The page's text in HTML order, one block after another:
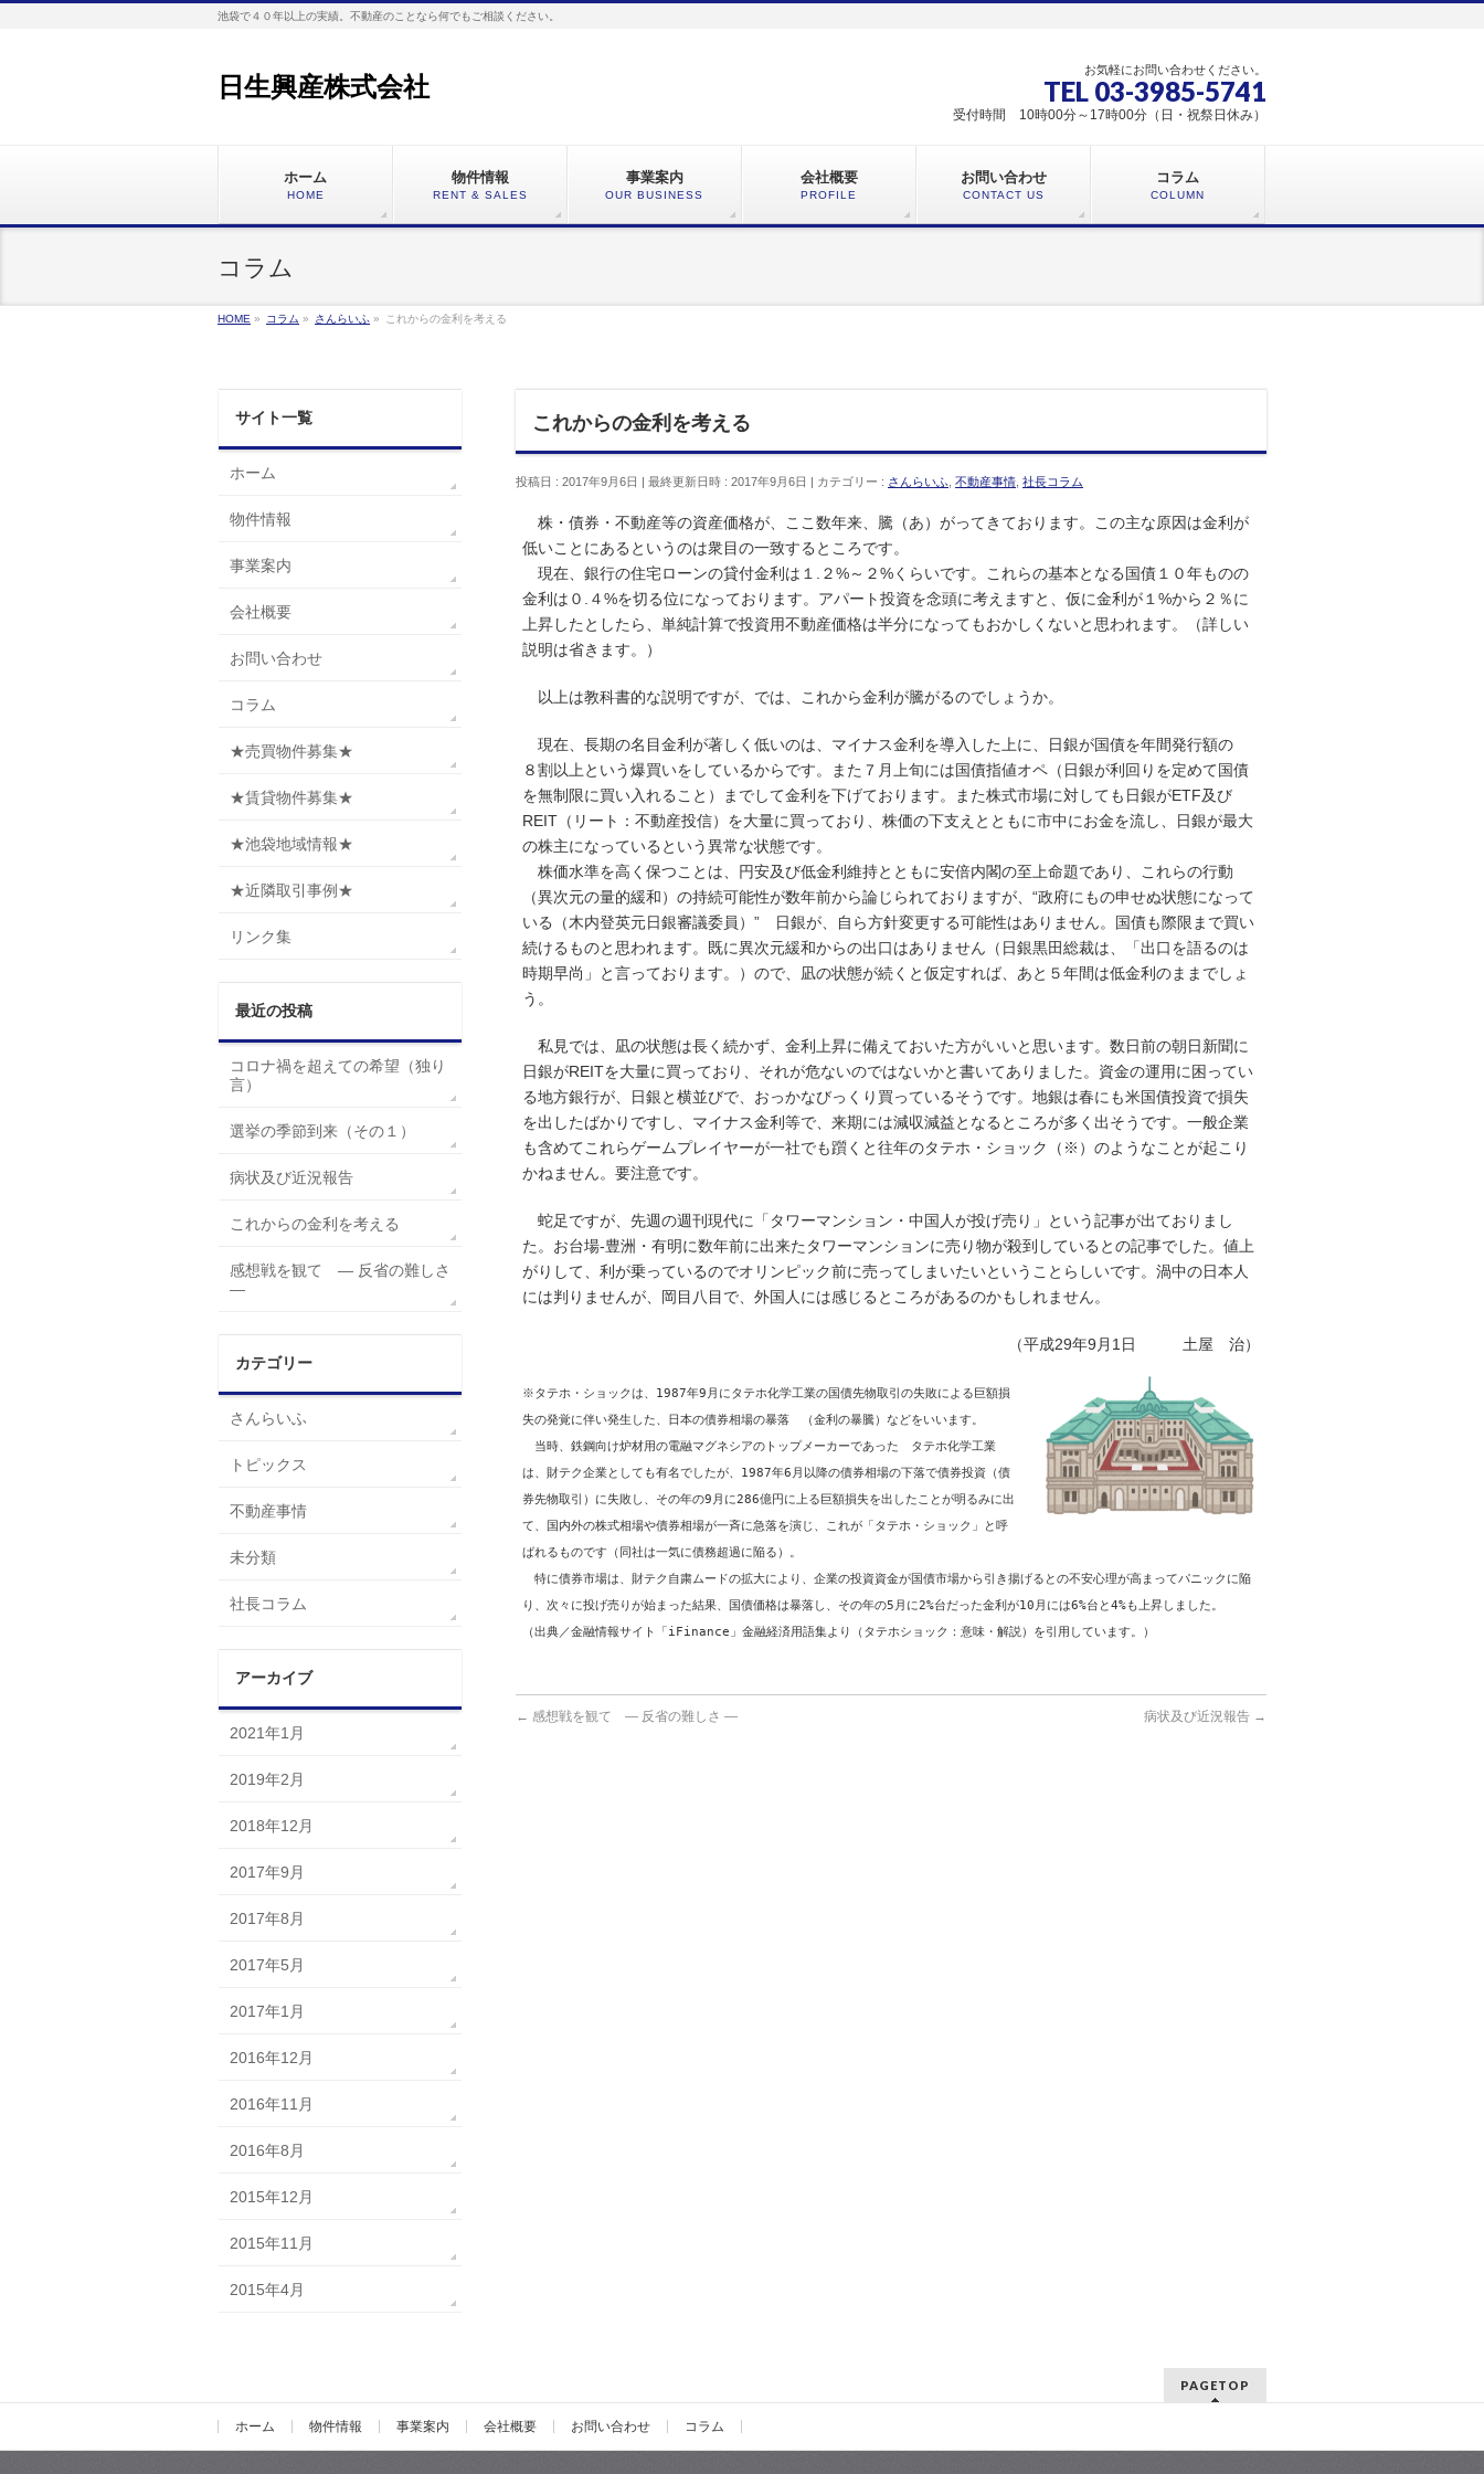
池袋で４０年以上の実績。不動産のことなら何でもご相談ください。
日生興産株式会社
お気軽にお問い合わせください。
TEL 03-3985-5741
受付時間 10時00分～17時00分（日・祝祭日休み）
ホーム
HOME
物件情報
RENT & SALES
事業案内
OUR BUSINESS
会社概要
PROFILE
お問い合わせ
CONTACT US
コラム
COLUMN
コラム
HOME » コラム » さんらいふ » これからの金利を考える
これからの金利を考える
投稿日 : 2017年9月6日 最終更新日時 : 2017年9月6日 カテゴリー : さんらいふ 不動産事情 社長コラム
株・債券・不動産等の資産価格が、ここ数年来、騰（あ）がってきております。この主な原因は金利が
低いことにあるというのは衆目の一致するところです。
現在、銀行の住宅ローンの貸付金利は１.２%～２%くらいです。これらの基本となる国債１０年ものの
金利は０.４%を切る位になっております。アパート投資を念頭に考えますと、仮に金利が１%から２％に
上昇したとしたら、単純計算で投資用不動産価格は半分になってもおかしくないと思われます。（詳しい
説明は省きます。）
以上は教科書的な説明ですが、では、これから金利が騰がるのでしょうか。
現在、長期の名目金利が著しく低いのは、マイナス金利を導入した上に、日銀が国債を年間発行額の
８割以上という爆買いをしているからです。また７月上旬には国債指値オペ（日銀が利回りを定めて国債
を無制限に買い入れること）までして金利を下げております。また株式市場に対しても日銀がETF及び
REIT（リート：不動産投信）を大量に買っており、株価の下支えとともに市中にお金を流し、日銀が最大
の株主になっているという異常な状態です。
株価水準を高く保つことは、円安及び低金利維持とともに安倍内閣の至上命題であり、これらの行動
（異次元の量的緩和）の持続可能性が数年前から論じられておりますが、“政府にもの申せぬ状態になって
いる（木内登英元日銀審議委員）” 日銀が、自ら方針変更する可能性はありません。国債も際限まで買い
続けるものと思われます。既に異次元緩和からの出口はありません（日銀黒田総裁は、「出口を語るのは
時期早尚」と言っております。）ので、凪の状態が続くと仮定すれば、あと５年間は低金利のままでしょ
う。
私見では、凪の状態は長く続かず、金利上昇に備えておいた方がいいと思います。数日前の朝日新聞に
日銀がREITを大量に買っており、それが危ないのではないかと書いてありました。資金の運用に困ってい
る地方銀行が、日銀と横並びで、おっかなびっくり買っているそうです。地銀は春にも米国債投資で損失
を出したばかりですし、マイナス金利等で、来期には減収減益となるところが多く出そうです。一般企業
も含めてこれらゲームプレイヤーが一社でも躓くと往年のタテホ・ショック（※）のようなことが起こり
かねません。要注意です。
蛇足ですが、先週の週刊現代に「タワーマンション・中国人が投げ売り」という記事が出ておりまし
た。お台場-豊洲・有明に数年前に出来たタワーマンションに売り物が殺到しているとの記事でした。値上
がりして、利が乗っているのでオリンピック前に売ってしまいたいということらしいです。渦中の日本人
には判りませんが、岡目八目で、外国人には感じるところがあるのかもしれません。
（平成29年9月1日 土屋 治）
※タテホ・ショックは、1987年9月にタテホ化学工業の国債先物取引の失敗による巨額損
失の発覚に伴い発生した、日本の債券相場の暴落 （金利の暴騰）などをいいます。
当時、鉄鋼向け炉材用の電融マグネシアのトップメーカーであった タテホ化学工業
は、財テク企業としても有名でしたが、1987年6月以降の債券相場の下落で債券投資（債
券先物取引）に失敗し、その年の9月に286億円に上る巨額損失を出したことが明るみに出
て、国内外の株式相場や債券相場が一斉に急落を演じ、これが「タテホ・ショック」と呼
ばれるものです（同社は一気に債務超過に陥る）。
特に債券市場は、財テク自粛ムードの拡大により、企業の投資資金が国債市場から引き揚げるとの不安心理が高まってパニックに陥
り、次々に投げ売りが始まった結果、国債価格は暴落し、その年の5月に2%台だった金利が10月には6%台と4%も上昇しました。
（出典／金融情報サイト「iFinance」金融経済用語集より（タテホショック：意味・解説）を引用しています。）
← 感想戦を観て ― 反省の難しさ ― 病状及び近況報告 →
サイト一覧
ホーム
物件情報
事業案内
会社概要
お問い合わせ
コラム
★売買物件募集★
★賃貸物件募集★
★池袋地域情報★
★近隣取引事例★
リンク集
最近の投稿
コロナ禍を超えての希望（独り
言）
選挙の季節到来（その１）
病状及び近況報告
これからの金利を考える
感想戦を観て ― 反省の難しさ
―
カテゴリー
さんらいふ
トピックス
不動産事情
未分類
社長コラム
アーカイブ
2021年1月
2019年2月
2018年12月
2017年9月
2017年8月
2017年5月
2017年1月
2016年12月
2016年11月
2016年8月
2015年12月
2015年11月
2015年4月
PAGETOP
ホーム 物件情報 事業案内 会社概要 お問い合わせ コラム